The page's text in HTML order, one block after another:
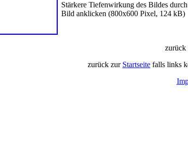
Stärkere Tiefenwirkung des Bildes
Bild anklicken (800x600 Pixel, 124 kB)
zurück
zurück zur Startseite falls links